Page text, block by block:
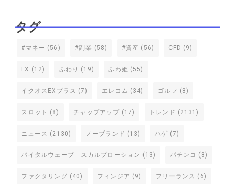
タグ
#マネー (56) #副業 (58) #資産 (56) CFD (9)
FX (12) ふわり (19) ふわ姫 (55)
イクオスEXプラス (7) エレコム (34) ゴルフ (8)
スロット (8) チャップアップ (17) トレンド (2131)
ニュース (2130) ノーブランド (13) ハゲ (7)
バイタルウェーブ スカルプローション (13) パチンコ (8)
ファクタリング (40) フィンジア (9) フリーランス (6)